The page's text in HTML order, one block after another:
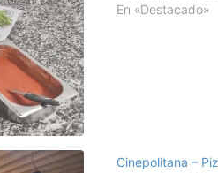
En «Destacado»
Cinepolitana –